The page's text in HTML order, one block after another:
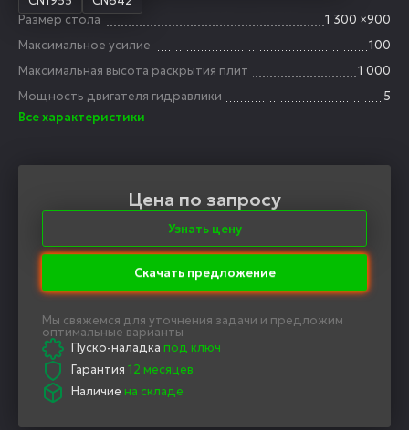
Размер стола
1 300 ×900
Максимальное усилие
100
Максимальная высота раскрытия плит
1 000
Мощность двигателя гидравлики
5
Все характеристики
Цена по запросу
Узнать цену
Скачать предложение
Мы свяжемся для уточнения задачи и предложим
оптимальные варианты
Пуско-наладка под ключ
Гарантия 12 месяцев
Наличие на складе